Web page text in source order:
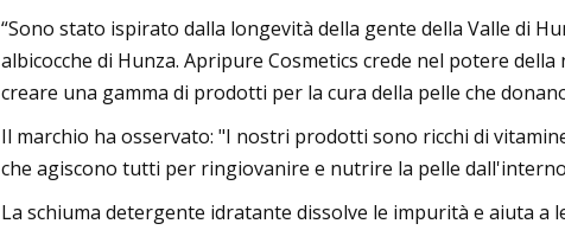
“Sono stato ispirato dalla longevità della gente della Valle di
albicocche di Hunza. Apripure Cosmetics crede nel potere
creare una gamma di prodotti per la cura della pelle che
Il marchio ha osservato: "I nostri prodotti sono ricchi di
che agiscono tutti per ringiovanire e nutrire la pelle
La schiuma detergente idratante dissolve le impurità e aiuta